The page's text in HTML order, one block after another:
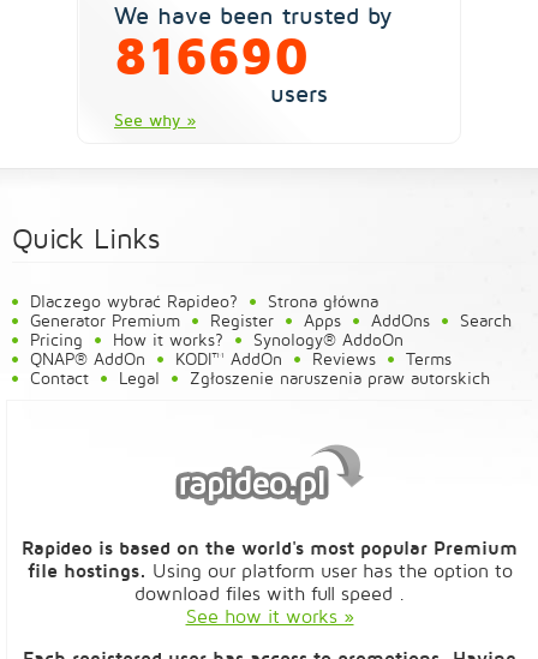
We have been trusted by
816690
users
See why »
Quick Links
Dlaczego wybrać Rapideo?
Strona główna
Generator Premium
Register Apps AddOns
Search
Pricing
How it works?
Synology® AddoOn
QNAP® AddOn
KODI™ AddOn Reviews
Terms
Contact
Legal Zgłoszenie naruszenia praw autorskich
Rapideo is based on the world's most popular Premium
file hostings. Using our platform user has the option to
download files with full speed .
See how it works »